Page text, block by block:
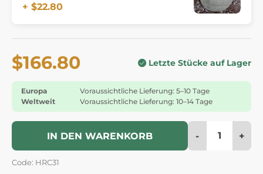
+ $22.80
$166.80 Letzte Stücke auf Lager
Europa
Voraussichtliche Lieferung: 5–10 Tage
Weltweit
Voraussichtliche Lieferung: 10–14 Tage
IN DEN WARENKORB - +
Code: HRC31